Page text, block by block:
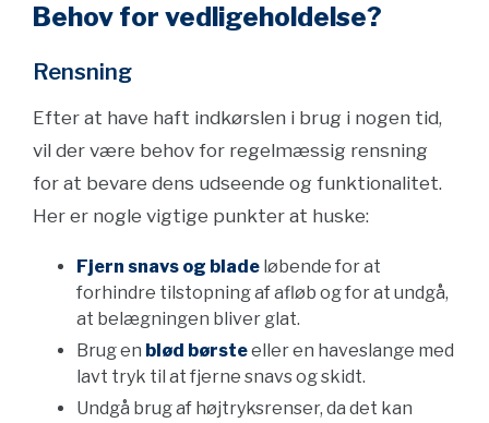
Behov for vedligeholdelse?
Rensning
Efter at have haft indkørslen i brug i nogen tid,
vil der være behov for regelmæssig rensning
for at bevare dens udseende og funktionalitet.
Her er nogle vigtige punkter at huske:
Fjern snavs og blade løbende for at
forhindre tilstopning af afløb og for at undgå,
at belægningen bliver glat.
Brug en blød børsteeller en haveslange med
lavt tryk til at fjerne snavs og skidt.
Undgå brug af højtryksrenser, da det kan